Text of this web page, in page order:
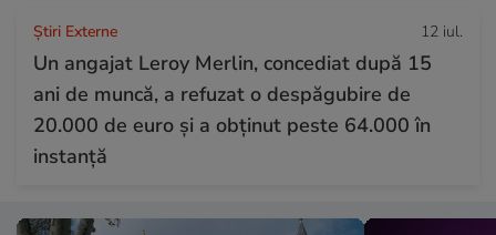
Știri Externe 12 iul.
Un angajat Leroy Merlin, concediat după 15
ani de muncă, a refuzat o despăgubire de
20.000 de euro și a obținut peste 64.000 în
instanță